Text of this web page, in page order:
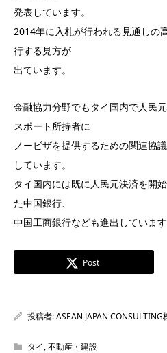
発表しています。
2014年に入札が行われる見通しの
行する見方が
出ています。
金融協力分野でもタイ国内で人民
スポート所持者に
ノービザを提供するための関連協
しています。
タイ国内には既に人民元決済を開
た中国銀行、
中国工商銀行なども進出しています
Post
投稿者:ASEAN JAPAN CONSULTING
タイ,不動産・建設